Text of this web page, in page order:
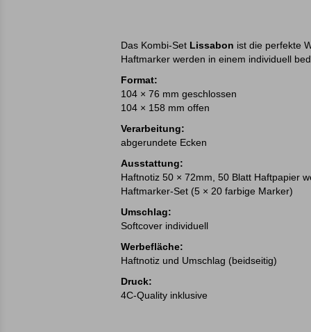
Das Kombi-Set Lissabon ist die perfekte
Haftmarker werden in einem individuell
Format:
104 × 76 mm geschlossen
104 × 158 mm offen
Verarbeitung:
abgerundete Ecken
Ausstattung:
Haftnotiz 50 × 72mm, 50 Blatt Haftpapier
Haftmarker-Set (5 × 20 farbige Marker)
Umschlag:
Softcover individuell
Werbefläche:
Haftnotiz und Umschlag (beidseitig)
Druck:
4C-Quality inklusive